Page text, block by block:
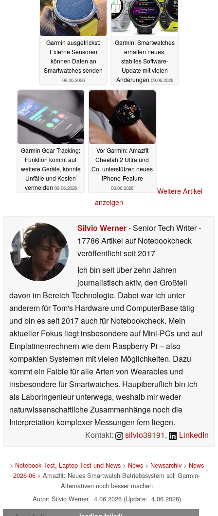
Garmin ausgetrickst:
Externe Sensoren
können Daten an
Smartwatches senden
09.06.2026
Garmin: Smartwatches
erhalten neues,
stabiles Software-
Update mit vielen
Änderungen 09.06.2026
Garmin Gear Tracking:
Funktion kommt auf
weitere Geräte, könnte
Unfälle und Kosten
vermeiden 09.06.2026
Vor Garmin: Amazfit
Cheetah 2 Ultra und
Co. unterstützen neues
iPhone-Feature
08.06.2026
Weitere Artikel
anzeigen
Silvio Werner- Senior Tech Writer-
17786 Artikel auf Notebookcheck
veröffentlichtseit 2017
Ich bin seit über zehn Jahren
journalistisch aktiv, den Großteil
davon im Bereich Technologie. Dabei war ich unter
anderem für Tom's Hardware und ComputerBase tätig
und bin es seit 2017 auch für Notebookcheck. Mein
aktueller Fokus liegt insbesondere auf Mini-PCs und auf
Einplatinenrechnern wie dem Raspberry Pi – also
kompakten Systemen mit vielen Möglichkeiten. Dazu
kommt ein Faible für alle Arten von Wearables und
insbesondere für Smartwatches. Hauptberuflich bin ich
als Laboringenieur unterwegs, weshalb mir weder
naturwissenschaftliche Zusammenhänge noch die
Interpretation komplexer Messungen fern liegen.
Kontakt:
silvio39191, LinkedIn
> Notebook Test, Laptop Test und News> News> Newsarchiv> News
2026-06 > Amazfit: Neues Smartwatch-Betriebssystem soll Garmin-
Alternativen noch besser machen
Autor: Silvio Werner, 4.06.2026 (Update: 4.06.2026)